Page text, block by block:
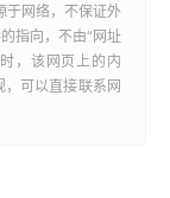
于网络，不保证外
指向，不由“ 网址
，该网页上的内
可以直接联系网